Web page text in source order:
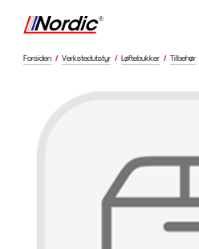
Forsiden / Verkstedutstyr / Løftebukker / Tilbehør